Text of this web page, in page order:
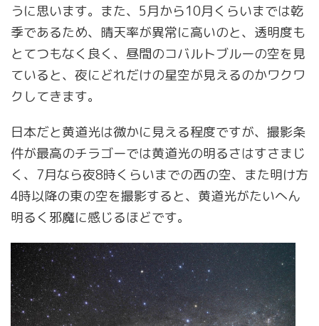
うに思います。また、5月から10月くらいまでは乾
季であるため、晴天率が異常に高いのと、透明度も
とてつもなく良く、昼間のコバルトブルーの空を見
ていると、夜にどれだけの星空が見えるのかワクワ
クしてきます。
日本だと黄道光は微かに見える程度ですが、撮影条
件が最高のチラゴーでは黄道光の明るさはすさまじ
く、7月なら夜8時くらいまでの西の空、また明け方
4時以降の東の空を撮影すると、黄道光がたいへん
明るく邪魔に感じるほどです。